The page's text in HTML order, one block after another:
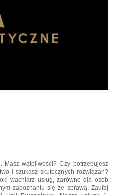
Masz wątpliwości? Czy potrzebujesz
i szukasz skutecznych rozwiązań?
wachlarz usług, zarówno dla osób
zapoznaniu się ze sprawą. Zaufaj